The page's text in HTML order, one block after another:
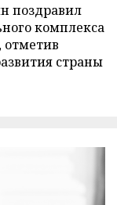
поздравил
комплекса
страны